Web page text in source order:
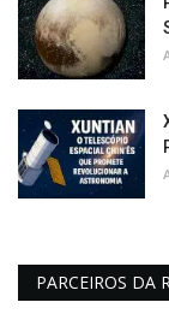
PARCEIROS DA